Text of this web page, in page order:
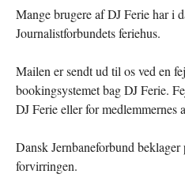
Mange brugere af DJ Ferie har i
Journalistforbundets feriehus.
Mailen er sendt ud til os ved en
bookingsystemet bag DJ Ferie.
DJ Ferie eller for medlemmernes
Dansk Jernbaneforbund
forvirringen.